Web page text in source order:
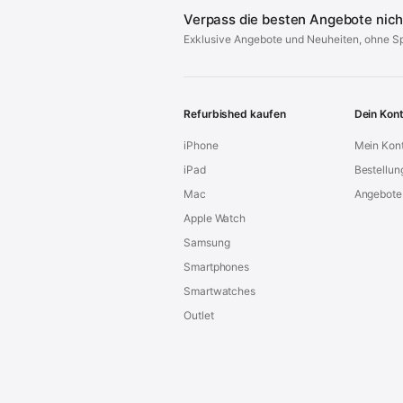
Verpass die besten Angebote
Exklusive Angebote und Neuheiten, ohne
Refurbished kaufen
iPhone
iPad
Mac
Apple Watch
Samsung
Smartphones
Smartwatches
Outlet
Dein
Mein
Angebote